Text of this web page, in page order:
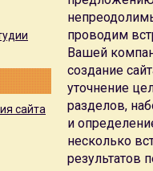
содержать лишних
для сайта
CMS
студии веб-дизайна
в Москвеуже 5
в любой
сайта
проводим
Вашей
создание
уточнение
разделов,
и
несколько
результатов